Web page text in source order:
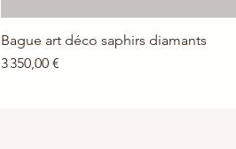
Bague art déco saphirs diamants
Prix
3 350,00 €